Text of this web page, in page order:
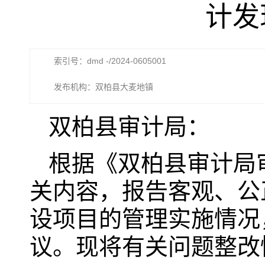
计
索引号：dmd -/2024-0605001
发布机构：双柏县大麦地镇
双柏县审计局：
根据《双柏县审计局
关内容，报告客观、
设项目的管理实施情
议。现将有关问题整